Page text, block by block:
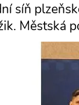
síň
Městská